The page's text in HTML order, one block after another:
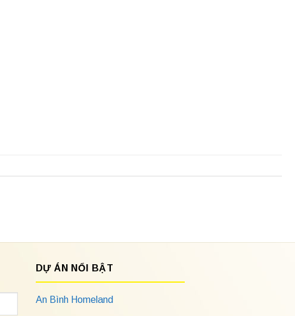
DỰ ÁN NỔI BẬT
An Bình Homeland